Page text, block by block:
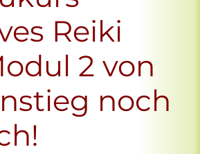
Reiki
2 von
noch